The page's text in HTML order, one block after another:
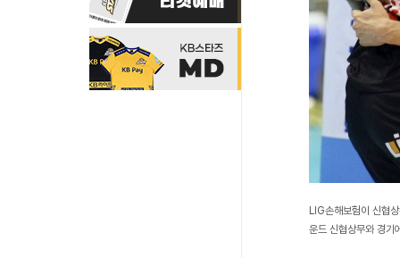
LIG손해보험이 신협
운드 신협상무와